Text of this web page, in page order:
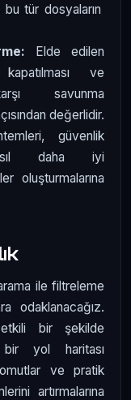
tür dosyaların
Elde edilen
ve
savunma
değerlidir.
güvenlik
daha iyi
oluşturmalarına
ile filtreleme
odaklanacağız.
etkili bir şekilde
bir yol haritası
ve pratik
artırmalarına